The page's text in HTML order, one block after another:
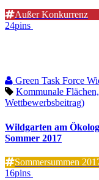
Außer Konkurrenz
24pins
Green Task Force
Kommunale
Wettbewerbsbeitrag)
Wildgarten am
Sommer 2017
Sommersummen
16pins